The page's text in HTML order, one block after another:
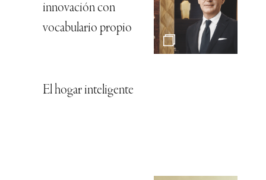
innovación con
vocabulario propio
El hogar inteligente